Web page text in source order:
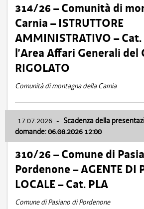
314/26 – Comunità di
Carnia – ISTRUTTORE
AMMINISTRATIVO – Cat.
l’Area Affari Generali del
RIGOLATO
Comunità di montagna della Carnia
17.07.2026 - Scadenza della
domande: 06.08.2026 12:00
310/26 – Comune di
Pordenone – AGENTE DI
LOCALE – Cat. PLA
Comune di Pasiano di Pordenone